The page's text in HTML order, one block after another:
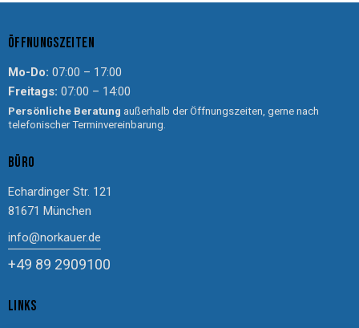
ÖFFNUNGSZEITEN
Mo-Do: 07:00 – 17:00
Freitags: 07:00 – 14:00
Persönliche Beratung außerhalb der Öffnungszeiten, gerne nach
telefonischer Terminvereinbarung.
BÜRO
Echardinger Str. 121
81671 München
info@norkauer.de
+49 89 2909100
LINKS